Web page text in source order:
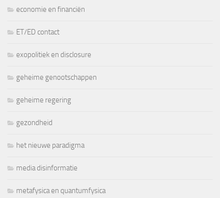
economie en financiën
ET/ED contact
exopolitiek en disclosure
geheime genootschappen
geheime regering
gezondheid
het nieuwe paradigma
media disinformatie
metafysica en quantumfysica